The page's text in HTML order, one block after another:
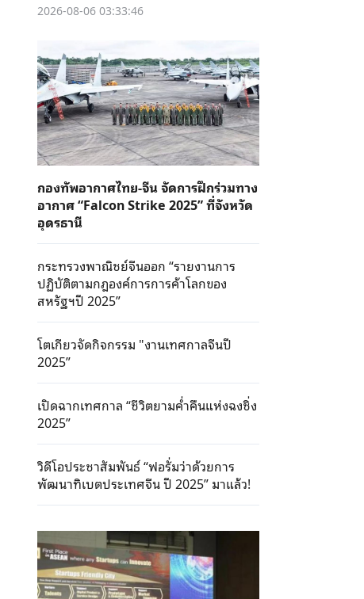
2026-08-06 03:33:46
กองทัพอากาศไทย-จีน จัดการฝึกร่วมทาง
อากาศ “Falcon Strike 2025” ที่จังหวัด
อุดรธานี
กระทรวงพาณิชย์จีนออก “รายงานการ
ปฏิบัติตามกฎองค์การการค้าโลกของ
สหรัฐฯปี 2025”
โตเกียวจัดกิจกรรม "งานเทศกาลจีนปี
2025”
เปิดฉากเทศกาล “ชีวิตยามค่ำคืนแห่งฉงชิ่ง
2025”
วิดีโอประชาสัมพันธ์ “ฟอรั่มว่าด้วยการ
พัฒนาทิเบตประเทศจีน ปี 2025” มาแล้ว!